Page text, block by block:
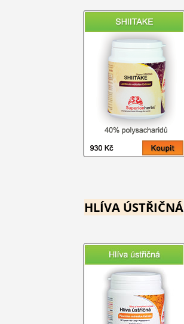
HLÍVA ÚSTŘIČNÁ